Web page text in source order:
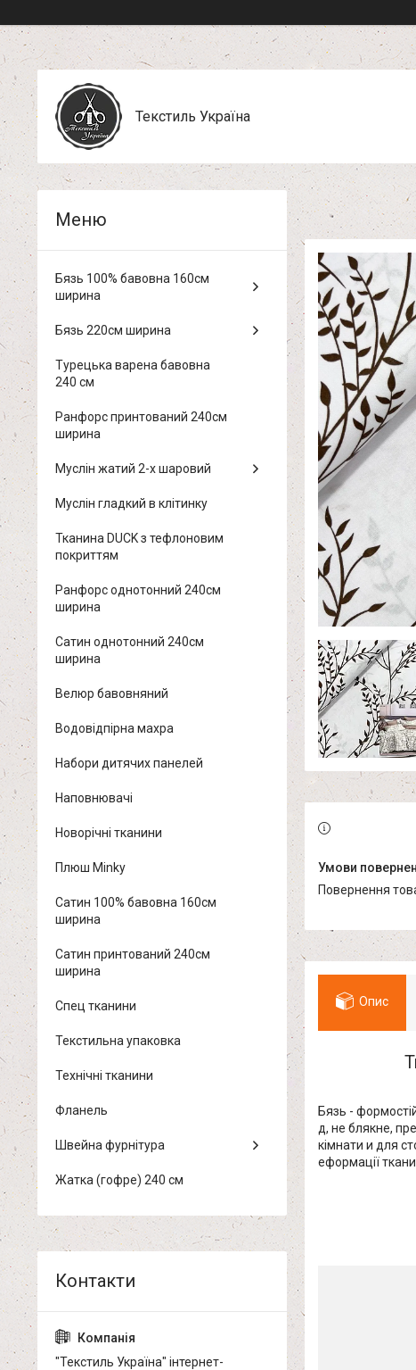
Текстиль Україна
повернення
Опис
Бязь -
д, не блякне,
кімнати и для
еформації ткани.
Бязь 100% бавовна 160см
ширина
Бязь 220см ширина
Турецька варена бавовна
240 см
Ранфорс принтований 240см
ширина
Муслін жатий 2-х шаровий
Муслін гладкий в клітинку
Тканина DUCK з тефлоновим
покриттям
Ранфорс однотонний 240см
ширина
Сатин однотонний 240см
ширина
Велюр бавовняний
Водовідпірна махра
Набори дитячих панелей
Наповнювачі
Новорічні тканини
Плюш Minky
Сатин 100% бавовна 160см
ширина
Сатин принтований 240см
ширина
Спец тканини
Текстильна упаковка
Технічні тканини
Фланель
Швейна фурнітура
Жатка (гофре) 240 см
"Текстиль Україна" інтернет-